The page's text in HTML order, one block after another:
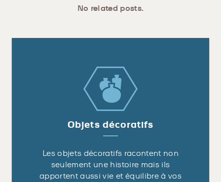
No related posts.
Objets décoratifs
Les objets décoratifs racontent non
seulement une histoire mais ils
apportent aussi vie et équilibre à vos